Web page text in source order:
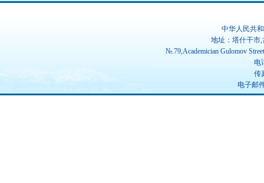
中华人民共
地址：塔什干市
№.79,Academician Gulomov
电
传
电子邮